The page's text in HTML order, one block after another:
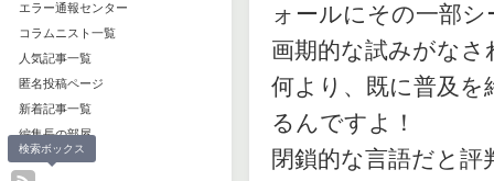
エラー通報センター
コラムニスト一覧
人気記事一覧
匿名投稿ページ
新着記事一覧
編集長の部屋
検索ボックス
ォールにその一部
画期的な試みがな
何より、既に普及
るんですよ！
閉鎖的な言語だと